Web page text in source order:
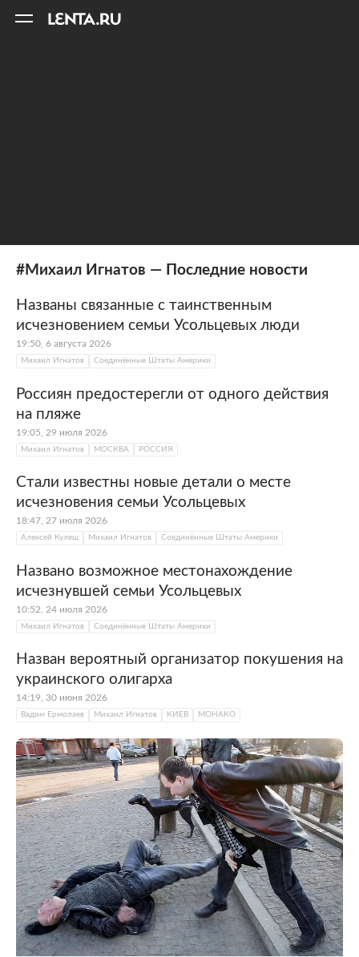
#Михаил Игнатов — Последние новости
Названы связанные с таинственным
исчезновением семьи Усольцевых люди
19:50, 6 августа 2026
Михаил Игнатов Соединённые Штаты Америки
Россиян предостерегли от одного действия
на пляже
19:05, 29 июля 2026
Михаил Игнатов МОСКВА РОССИЯ
Стали известны новые детали о месте
исчезновения семьи Усольцевых
18:47, 27 июля 2026
Алексей Кулеш Михаил Игнатов Соединённые Штаты Америки
Названо возможное местонахождение
исчезнувшей семьи Усольцевых
10:52, 24 июля 2026
Михаил Игнатов Соединённые Штаты Америки
Назван вероятный организатор покушения на
украинского олигарха
14:19, 30 июня 2026
Вадим Ермолаев Михаил Игнатов КИЕВ МОНАКО